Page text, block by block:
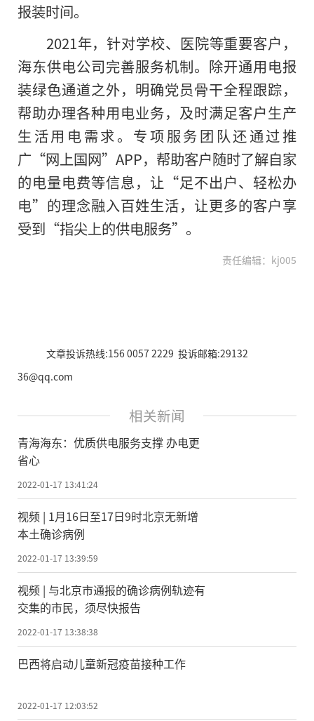
报装时间。
2021年，针对学校、医院等重要客户，
海东供电公司完善服务机制。除开通用电报
装绿色通道之外，明确党员骨干全程跟踪，
帮助办理各种用电业务，及时满足客户生产
生活用电需求。专项服务团队还通过推
广“网上国网”APP，帮助客户随时了解自家
的电量电费等信息，让“足不出户、轻松办
电”的理念融入百姓生活，让更多的客户享
受到“指尖上的供电服务”。
责任编辑：kj005
文章投诉热线:156 0057 2229 投诉邮箱:29132
36@qq.com
相关新闻
青海海东：优质供电服务支撑 办电更
省心
2022-01-17 13:41:24
视频 | ​1月16日至17日9时北京无新增
本土确诊病例
2022-01-17 13:39:59
视频 | 与北京市通报的确诊病例轨迹有
交集的市民，须尽快报告
2022-01-17 13:38:38
巴西将启动儿童新冠疫苗接种工作
2022-01-17 12:03:52